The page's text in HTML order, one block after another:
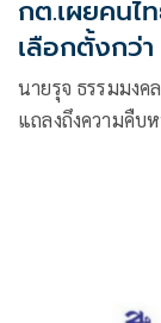
กต.เผยคนไ
เลือกตั้งกว่
นายรุจ ธรรมมงค
แถลงถึงความคืบ